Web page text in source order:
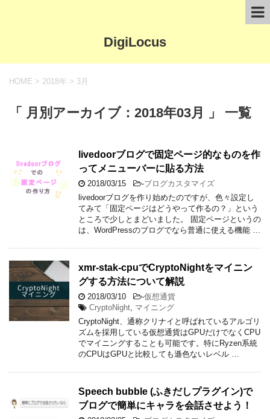
DigiLocus
HOME > 2018年 > 3月
「 月別アーカイブ：2018年03月 」 一覧
livedoorブログで固定ページ的なものを作
ってメニューバーに貼る方法
2018/03/15 -ブログカスタマイズ
livedoorブログを作り始めたのですが、色々設定し
てみて「固定ページはどうやって作るの？」という
ところで少しとまどいました。 固定ページというの
は、WordPressのブログでなら普通に使える機能 …
xmr-stak-cpuでCryptoNightをマイニン
グする方法について解説
2018/03/10 -仮想通貨
CryptoNight マイニング
CryptoNight、通称クリナイと呼ばれているアルゴリ
ズムを採用している仮想通貨はGPUだけでなくCPU
でマイニングすることも可能です。特にRyzen系統
のCPUはGPUと比較しても遜色ないレベル …
Speech bubble (ふきだしプラグイン)で
ブログで簡単にキャラを会話させよう！